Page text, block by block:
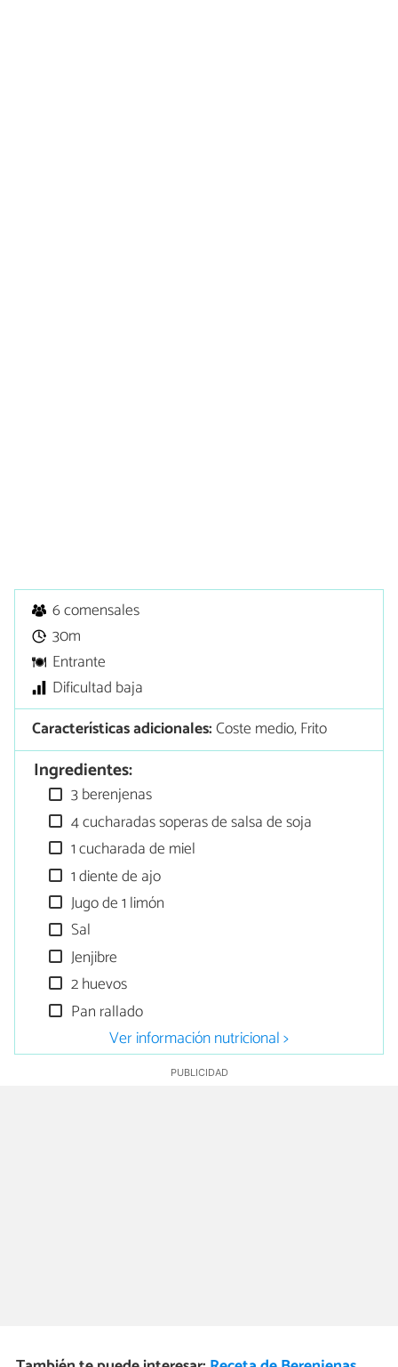
6 comensales
30m
Entrante
Dificultad baja
Características adicionales:Coste medio, Frito
Ingredientes:
3 berenjenas
4 cucharadas soperas de salsa de soja
1 cucharada de miel
1 diente de ajo
Jugo de 1 limón
Sal
Jenjibre
2 huevos
Pan rallado
Ver información nutricional >